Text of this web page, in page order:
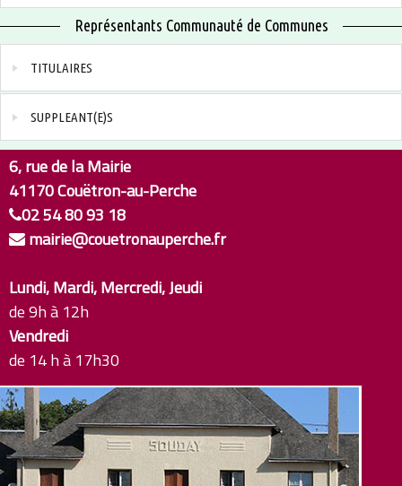
Représentants Communauté de Communes
TITULAIRES
SUPPLEANT(E)S
6, rue de la Mairie
41170 Couëtron-au-Perche
02 54 80 93 18
mairie@couetronauperche.fr
Lundi, Mardi, Mercredi, Jeudi
de 9h à 12h
Vendredi
de 14 h à 17h30